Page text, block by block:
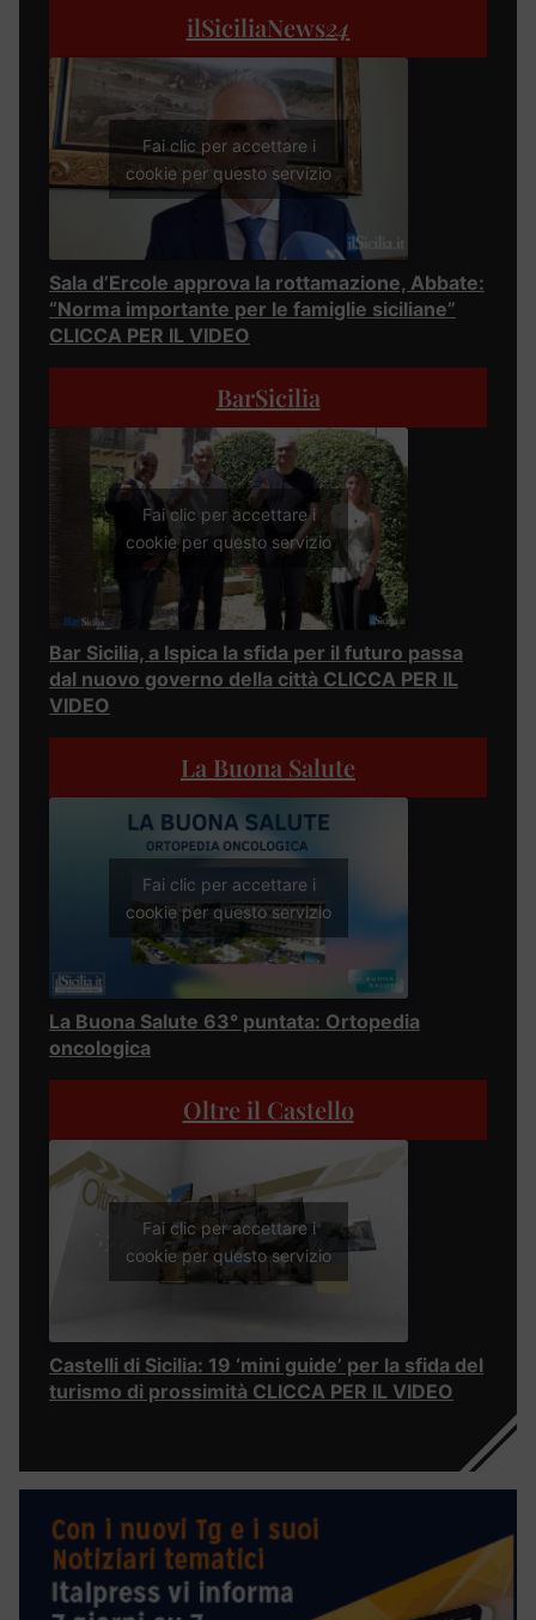
ilSiciliaNews24
Fai clic per accettare i
cookie per questo servizio
Sala d’Ercole approva la rottamazione, Abbate:
“Norma importante per le famiglie siciliane”
CLICCA PER IL VIDEO
BarSicilia
Fai clic per accettare i
cookie per questo servizio
Bar Sicilia, a Ispica la sfida per il futuro passa
dal nuovo governo della città CLICCA PER IL
VIDEO
La Buona Salute
Fai clic per accettare i
cookie per questo servizio
La Buona Salute 63° puntata: Ortopedia
oncologica
Oltre il Castello
Fai clic per accettare i
cookie per questo servizio
Castelli di Sicilia: 19 ‘mini guide’ per la sfida del
turismo di prossimità CLICCA PER IL VIDEO